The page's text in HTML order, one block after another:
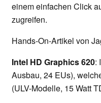
einem einfachen Click
zugreifen.
Hands-On-Artikel von
Intel HD Graphics 620:
Ausbau, 24 EUs),
(ULV-Modelle, 15 Watt